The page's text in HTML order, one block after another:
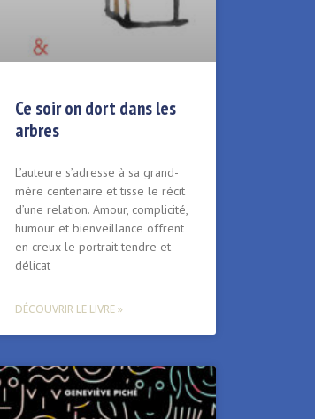
Ce soir on dort dans les
arbres
L’auteure s’adresse à sa grand-
mère centenaire et tisse le récit
d’une relation. Amour, complicité,
humour et bienveillance offrent
en creux le portrait tendre et
délicat
DÉCOUVRIR LE LIVRE »